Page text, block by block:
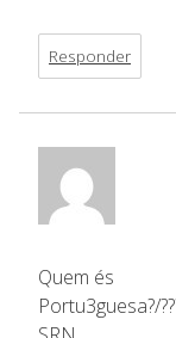
Responder
Quem és
Portu3guesa?/